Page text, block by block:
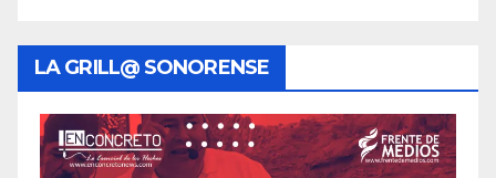
LA GRILL@ SONORENSE